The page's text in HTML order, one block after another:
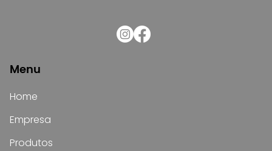
Menu
Home
Empresa
Produtos